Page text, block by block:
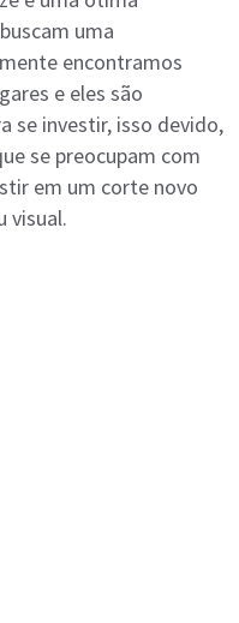
uma
encontramos
e eles são
se investir, isso devido,
se preocupam com
em um corte novo
visual.